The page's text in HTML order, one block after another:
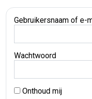
Gebruikersnaam of e-
Wachtwoord
Onthoud mij